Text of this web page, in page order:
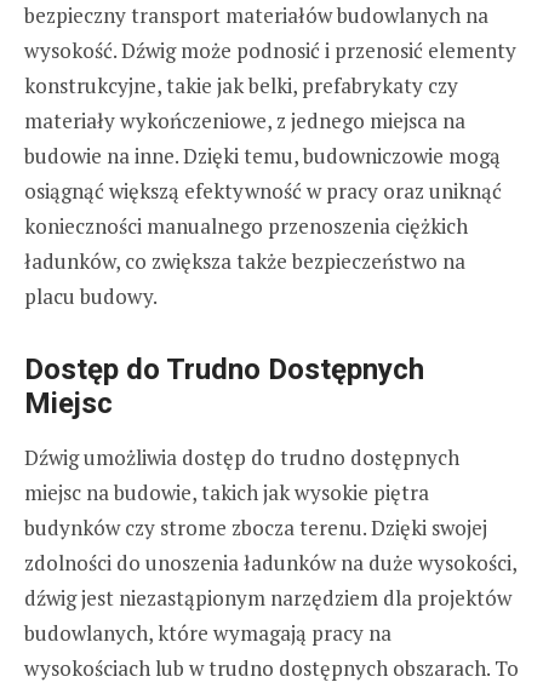
bezpieczny transport materiałów budowlanych na
wysokość. Dźwig może podnosić i przenosić elementy
konstrukcyjne, takie jak belki, prefabrykaty czy
materiały wykończeniowe, z jednego miejsca na
budowie na inne. Dzięki temu, budowniczowie mogą
osiągnąć większą efektywność w pracy oraz uniknąć
konieczności manualnego przenoszenia ciężkich
ładunków, co zwiększa także bezpieczeństwo na
placu budowy.
Dostęp do Trudno Dostępnych
Miejsc
Dźwig umożliwia dostęp do trudno dostępnych
miejsc na budowie, takich jak wysokie piętra
budynków czy strome zbocza terenu. Dzięki swojej
zdolności do unoszenia ładunków na duże wysokości,
dźwig jest niezastąpionym narzędziem dla projektów
budowlanych, które wymagają pracy na
wysokościach lub w trudno dostępnych obszarach. To